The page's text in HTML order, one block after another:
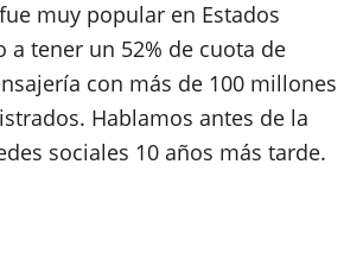
muy popular en Estados
a tener un 52% de cuota de
con más de 100 millones
Hablamos antes de la
sociales 10 años más tarde.